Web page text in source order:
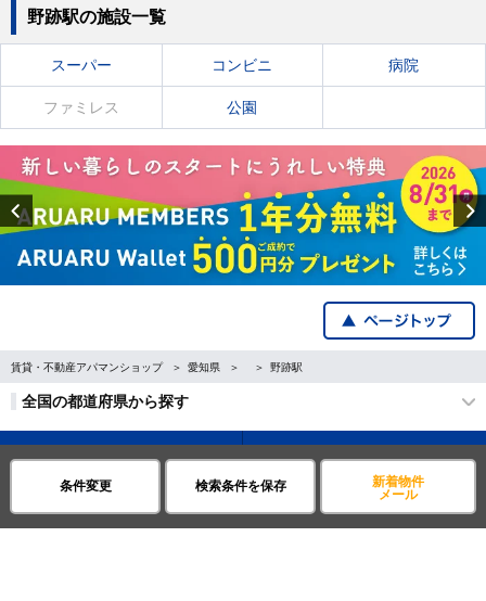
条件変更 検索条件を保存
新着物件
メール
野跡駅の施設一覧
スーパー コンビニ 病院
ファミレス 公園
Previous
賃貸・不動産アパマンショップ 愛知県 野跡駅
全国の都道府県から探す
企業・IR情報 サイトポリシー
運営会社について